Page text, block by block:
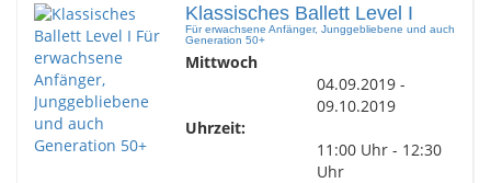
Klassisches Ballett Level I
Für erwachsene Anfänger, Junggebliebene und auch
Generation 50+
Mittwoch
04.09.2019 -
09.10.2019
Uhrzeit:
11:00 Uhr - 12:30
Uhr